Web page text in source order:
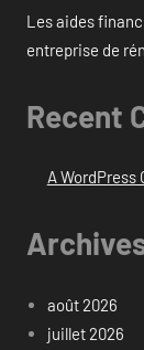
Les aides
entreprise de
Recent
A WordPress
août 2026
juillet 2026